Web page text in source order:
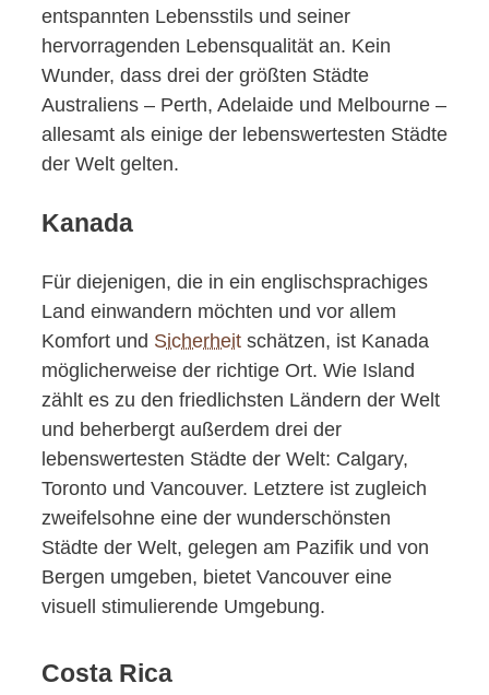
entspannten Lebensstils und seiner
hervorragenden Lebensqualität an. Kein
Wunder, dass drei der größten Städte
Australiens – Perth, Adelaide und Melbourne –
allesamt als einige der lebenswertesten Städte
der Welt gelten.
Kanada
Für diejenigen, die in ein englischsprachiges
Land einwandern möchten und vor allem
Komfort und Sicherheit schätzen, ist Kanada
möglicherweise der richtige Ort. Wie Island
zählt es zu den friedlichsten Ländern der Welt
und beherbergt außerdem drei der
lebenswertesten Städte der Welt: Calgary,
Toronto und Vancouver. Letztere ist zugleich
zweifelsohne eine der wunderschönsten
Städte der Welt, gelegen am Pazifik und von
Bergen umgeben, bietet Vancouver eine
visuell stimulierende Umgebung.
Costa Rica